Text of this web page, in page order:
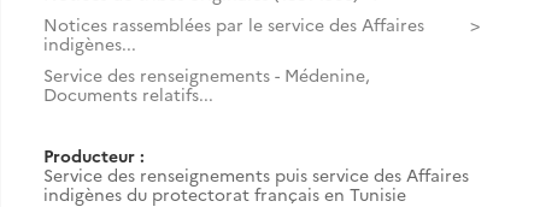
Notices rassemblées par le service des Affaires
indigènes...
Service des renseignements - Médenine,
Documents relatifs...
Producteur :
Service des renseignements puis service des Affaires
indigènes du protectorat français en Tunisie